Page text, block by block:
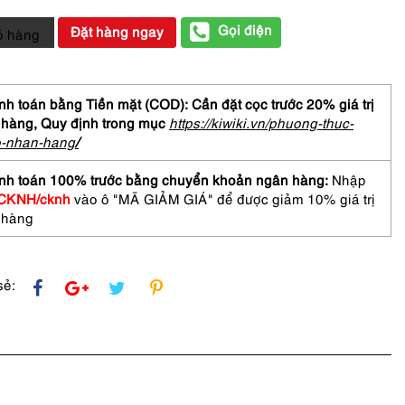
hàng Đặt hàng ngay Gọi điện
toán bằng Tiền mặt (COD): Cần đặt cọc trước 20% giá trị
Quy định trong mục https://kiwiki.vn/phuong-thuc-
nhan-hang/
toán 100% trước bằng chuyển khoản ngân hàng: Nhập
cknh vào ô "MÃ GIẢM GIÁ" để được giảm 10% giá trị